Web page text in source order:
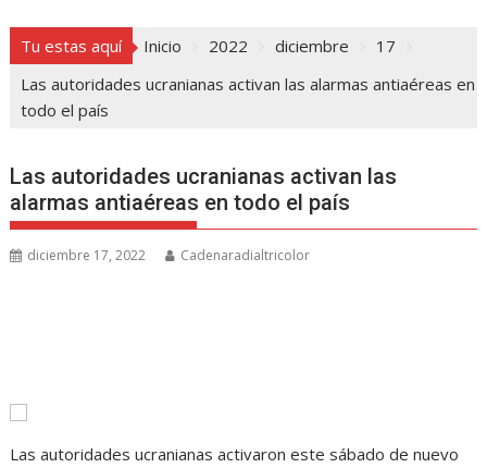
Tu estas aquí Inicio 2022 diciembre
17
Las autoridades ucranianas activan las alarmas antiaéreas en
todo el país
Las autoridades ucranianas activan las
alarmas antiaéreas en todo el país
diciembre 17, 2022 Cadenaradialtricolor
Las autoridades ucranianas activaron este sábado de nuevo